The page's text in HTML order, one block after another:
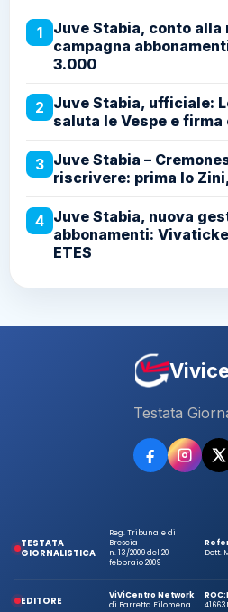
1
Juve Stabia, conto alla
campagna
3.000
2 Juve Stabia, ufficiale:
saluta le Vespe e firma
3 Juve Stabia –
riscrivere: prima lo
4 Juve Stabia, nuova
abbonamenti:
ETES
Testata
TESTATA
GIORNALISTICA
Reg. Tribunale di
Brescia
n. 13/2009 del 20
febbraio 2009
Dott.
EDITORE
ViViCentro Network
di Barretta Filomena
ROC:
41663